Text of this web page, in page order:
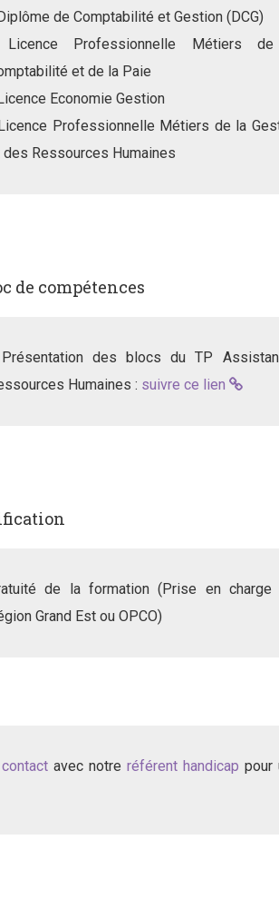
de Comptabilité et Gestion (DCG)
Licence Professionnelle Métiers
et de la Paie
Economie Gestion
Professionnelle Métiers de la
des Ressources Humaines
de compétences
Présentation des blocs du TP
Humaines : suivre ce lien
de la formation (Prise en charge
Grand Est ou OPCO)
contact avec notre référent handicap pour